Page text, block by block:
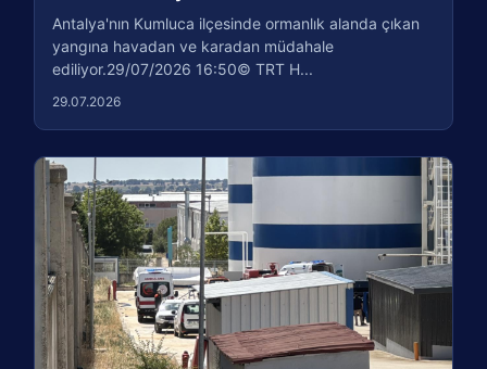
Antalya'nın Kumluca ilçesinde ormanlık alanda çıkan
yangına havadan ve karadan müdahale
ediliyor.29/07/2026 16:50© TRT H...
29.07.2026